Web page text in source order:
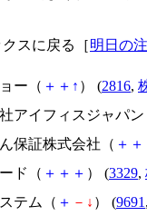
スに戻る［明日の
ー（ ＋ ＋ ↑ ） (2816,
アイフィスジャパン
保証株式会社（ ＋ ＋
ド（ ＋ ＋ ＋ ） (3329,
テム（ ＋ － ↓ ） (9691 ,